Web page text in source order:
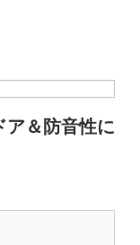
ア＆防音性に